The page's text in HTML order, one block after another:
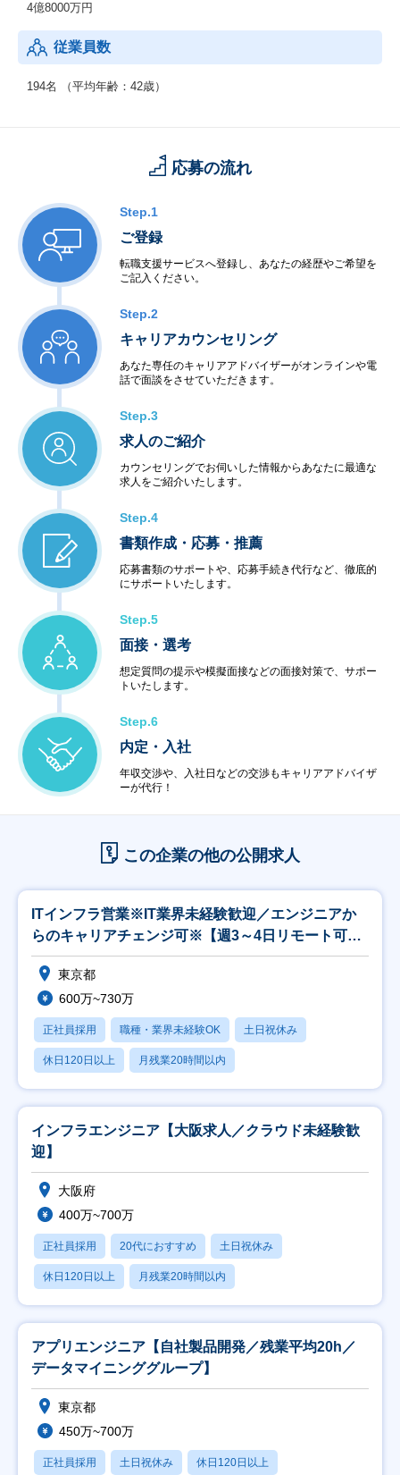
4億8000万円
従業員数
194名 （平均年齢：42歳）
応募の流れ
Step.1
ご登録
転職支援サービスへ登録し、あなたの経歴やご希望を
ご記入ください。
Step.2
キャリアカウンセリング
あなた専任のキャリアアドバイザーがオンラインや電
話で面談をさせていただきます。
Step.3
求人のご紹介
カウンセリングでお伺いした情報からあなたに最適な
求人をご紹介いたします。
Step.4
書類作成・応募・推薦
応募書類のサポートや、応募手続き代行など、徹底的
にサポートいたします。
Step.5
面接・選考
想定質問の提示や模擬面接などの面接対策で、サポー
トいたします。
Step.6
内定・入社
年収交渉や、入社日などの交渉もキャリアアドバイザ
ーが代行！
この企業の他の公開求人
ITインフラ営業※IT業界未経験歓迎／エンジニアか
らのキャリアチェンジ可※【週3～4日リモート可
能】
東京都
600万~730万
正社員採用 職種・業界未経験OK 土日祝休み
休日120日以上 月残業20時間以内
インフラエンジニア【大阪求人／クラウド未経験歓
迎】
大阪府
400万~700万
正社員採用 20代におすすめ 土日祝休み
休日120日以上 月残業20時間以内
アプリエンジニア【自社製品開発／残業平均20h／
データマイニンググループ】
東京都
450万~700万
正社員採用 土日祝休み 休日120日以上